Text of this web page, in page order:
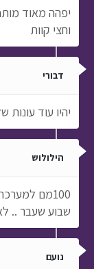
וחצי קוות
דבורי
יהיו עוד עונות
הילולוש
100מם
שבוע שעבר ..
נועם